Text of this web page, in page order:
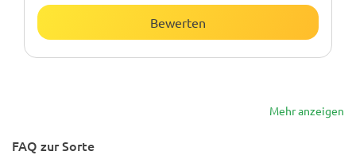
Bewerten
Mehr anzeigen
FAQ zur Sorte